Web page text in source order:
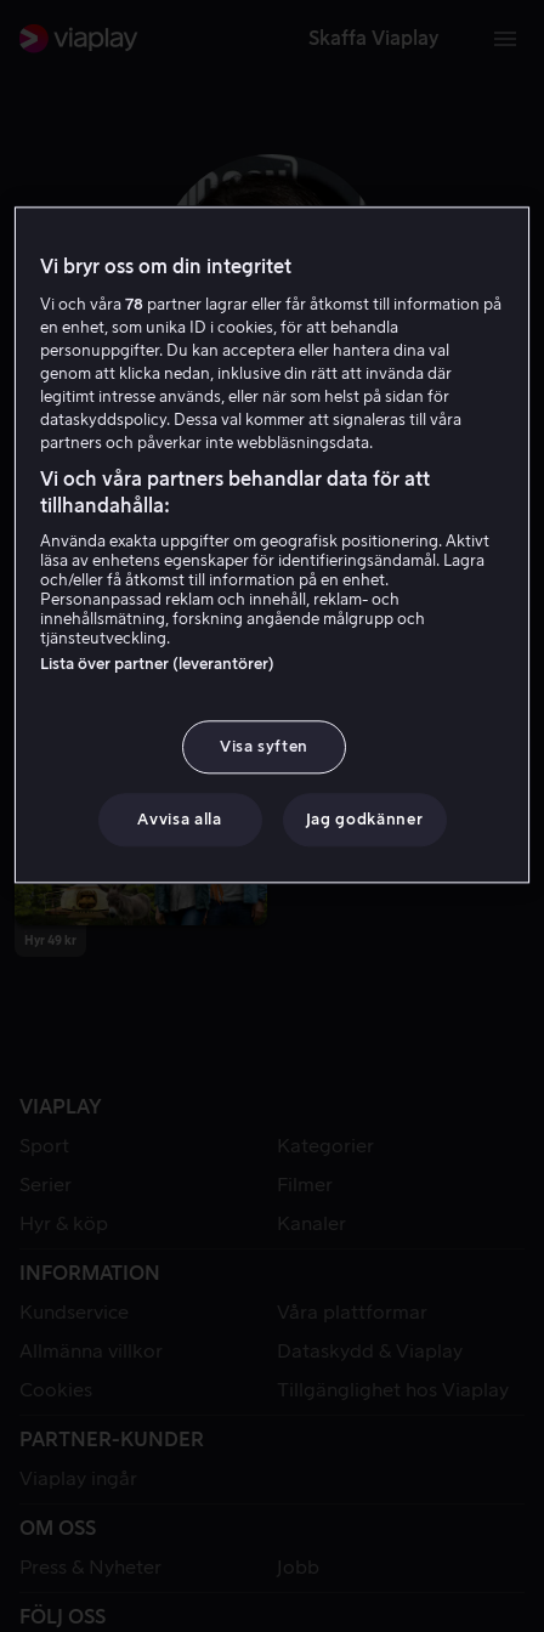
Skaffa Viaplay
Amy Acker
Skådespelare
Från 49 kr
Hyr 49 kr
VIAPLAY
Sport
Kategorier
Serier
Filmer
Hyr & köp
Kanaler
INFORMATION
Kundservice
Våra plattformar
Allmänna villkor
Dataskydd & Viaplay
Cookies
Tillgänglighet hos Viaplay
PARTNER-KUNDER
Viaplay ingår
OM OSS
Press & Nyheter
Jobb
FÖLJ OSS
Vi bryr oss om din integritet
Vi och våra78 partner lagrar eller får åtkomst till information på
en enhet, som unika ID i cookies, för att behandla
personuppgifter. Du kan acceptera eller hantera dina val
genom att klicka nedan, inklusive din rätt att invända där
legitimt intresse används, eller när som helst på sidan för
dataskyddspolicy. Dessa val kommer att signaleras till våra
partners och påverkar inte webbläsningsdata.
Vi och våra partners behandlar data för att
tillhandahålla:
Använda exakta uppgifter om geografisk positionering. Aktivt
läsa av enhetens egenskaper för identifieringsändamål. Lagra
och/eller få åtkomst till information på en enhet.
Personanpassad reklam och innehåll, reklam- och
innehållsmätning, forskning angående målgrupp och
tjänsteutveckling.
Lista över partner (leverantörer)
Visa syften
Avvisa alla Jag godkänner